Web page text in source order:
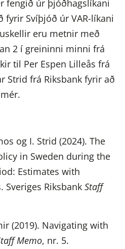
fengið úr þjóðhagslíkani
fyrir Svíþjóð úr VAR-líkani
eru metnir með
2 í greininni minni frá
til Per Espen Lilleås frá
Strid frá Riksbank fyrir að
og I. Strid (2024). The
in Sweden during the
Estimates with
Sveriges Riksbank Staff
(2019). Navigating with
Memo, nr. 5.